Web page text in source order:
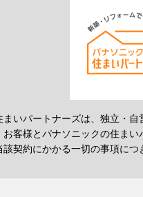
いパートナーズは、独立・自
客様とパナソニックの住まい
契約にかかる一切の事項につ